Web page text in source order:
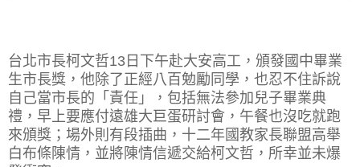
台北市長柯文哲13日下午赴大安高工，頒發國中畢業
生市長獎，他除了正經八百勉勵同學，也忍不住訴說
自己當市長的「責任」，包括無法參加兒子畢業典
禮，早上要應付遠雄大巨蛋研討會，午餐也沒吃就跑
來頒獎；場外則有段插曲，十二年國教家長聯盟高舉
白布條陳情，並將陳情信遞交給柯文哲，所幸並未爆